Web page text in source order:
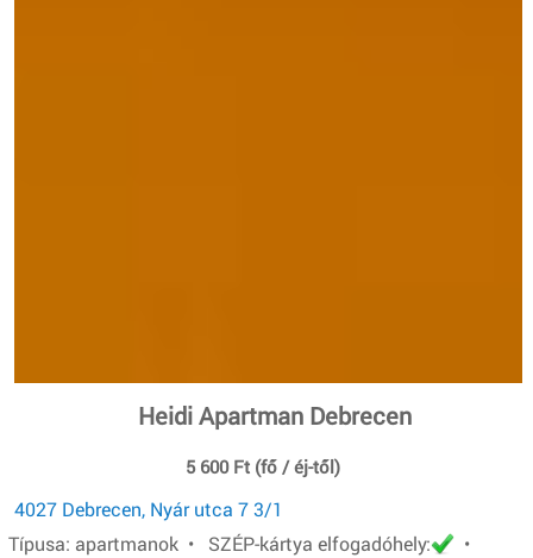
Heidi Apartman Debrecen
5 600 Ft (fő / éj-től)
4027 Debrecen, Nyár utca 7 3/1
Típusa: apartmanok • SZÉP-kártya elfogadóhely:
•